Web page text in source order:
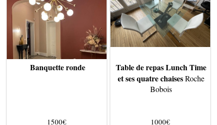
Banquette ronde
1500€
Table de repas Lunch Time
et ses quatre chaisesRoche
Bobois
1000€